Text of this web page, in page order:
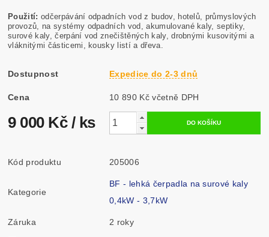
Použití: odčerpávání odpadních vod z budov, hotelů, průmyslových
provozů, na systémy odpadních vod, akumulované kaly, septiky,
surové kaly, čerpání vod znečištěných kaly, drobnými kusovitými a
vláknitými částicemi, kousky listí a dřeva.
Dostupnost Expedice do 2-3 dnů
Cena 10 890 Kč včetně DPH
9 000 Kč / ks
Kód produktu 205006
Kategorie
BF - lehká čerpadla na surové kaly
0,4kW - 3,7kW
Záruka 2 roky